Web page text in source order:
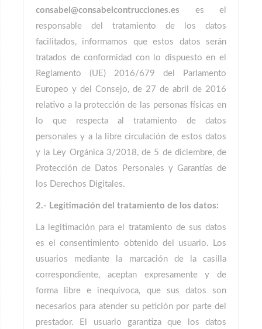
consabel@consabelcontrucciones.es
es el
responsable del tratamiento de los datos
facilitados, informamos que estos datos serán
tratados de conformidad con lo dispuesto en el
Reglamento (UE) 2016/679 del Parlamento
Europeo y del Consejo, de 27 de abril de 2016
relativo a la protección de las personas físicas en
lo que respecta al tratamiento de datos
personales y a la libre circulación de estos datos
y la Ley Orgánica 3/2018, de 5 de diciembre, de
Protección de Datos Personales y Garantías de
los Derechos Digitales.
2.- Legitimación del tratamiento de los datos:
La legitimación para el tratamiento de sus datos
es el consentimiento obtenido del usuario. Los
usuarios mediante la marcación de la casilla
correspondiente, aceptan expresamente y de
forma libre e inequívoca, que sus datos son
necesarios para atender su petición por parte del
prestador. El usuario garantiza que los datos